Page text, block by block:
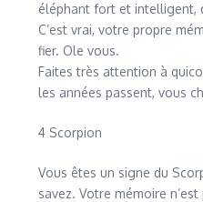
éléphant fort et intelligent,
C’est vrai, votre propre
fier. Ole vous.
Faites très attention à
les années passent, vous
4 Scorpion
Vous êtes un signe du
savez. Votre mémoire